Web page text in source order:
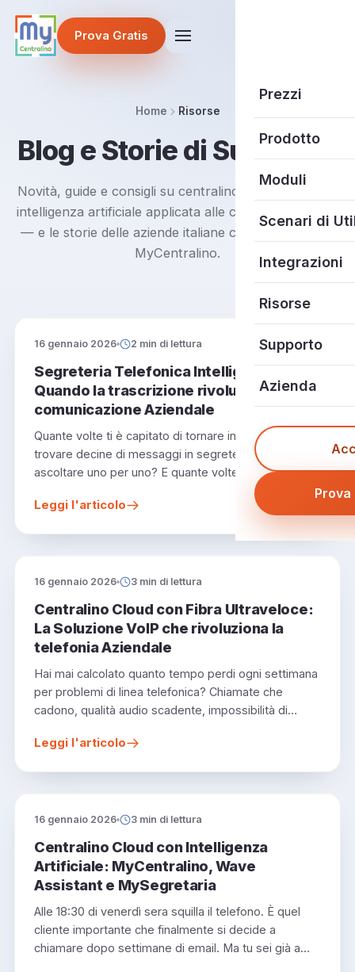
Prova Gratis
Prezzi
Prodotto
Centralino in
MySegretaria
Scopri tutte
Moduli
Receptionist AI
AI Call Analysis
Contact Center
Reperibilità
Scenari di
Studi Medici
Ristoranti
E-commerce
Hotel e
Uffici e
Integrazioni
CRM
Sviluppatori
Risorse
Blog
Storie di
Guide e Demo
My University
Supporto
Contattaci
Azienda
Chi Siamo
Parlano di Noi
Prova
Home Risorse
Blog eStorie di Successo
Novità, guide e consigli su centralino in cloud, VoIP e
intelligenza artificiale applicata alle chiamate aziendali
— e le storie delle aziende italiane che hanno scelto
MyCentralino.
16 gennaio 2026 2 min di lettura
Segreteria Telefonica Intelligente:
Quando la trascrizione rivoluziona la
comunicazione Aziendale
Quante volte ti è capitato di tornare in ufficio e
trovare decine di messaggi in segreteria da
ascoltare uno per uno? E quante volte hai dovuto…
Leggi l'articolo
16 gennaio 2026 3 min di lettura
Centralino Cloud con Fibra Ultraveloce:
La Soluzione VoIP che rivoluziona la
telefonia Aziendale
Hai mai calcolato quanto tempo perdi ogni settimana
per problemi di linea telefonica? Chiamate che
cadono, qualità audio scadente, impossibilità di…
Leggi l'articolo
16 gennaio 2026 3 min di lettura
Centralino Cloud con Intelligenza
Artificiale: MyCentralino, Wave
Assistant e MySegretaria
Alle 18:30 di venerdì sera squilla il telefono. È quel
cliente importante che finalmente si decide a
chiamare dopo settimane di email. Ma tu sei già a…